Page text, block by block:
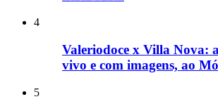
4
Valeriodoce x Villa Nova:
vivo e com imagens, ao
5